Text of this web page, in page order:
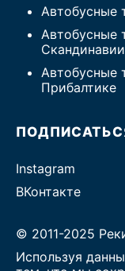
Автобусные
Автобусные
Скандинавии
Автобусные
Прибалтике
Instagram
ВКонтакте
© 2011-2025
Используя